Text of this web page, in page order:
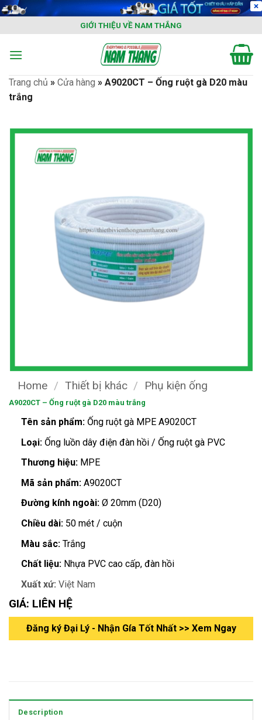
Skip
content
GIỚI THIỆU VỀ NAM THẮNG
Trang chủ » Cửa hàng » A9020CT – Ống ruột gà D20 màu
trắng
Home / Thiết bị khác / Phụ kiện ống
A9020CT – Ống ruột gà D20 màu trắng
Tên sản phẩm:Ống ruột gà MPE A9020CT
Loại:Ống luồn dây điện đàn hồi / Ống ruột gà PVC
Thương hiệu:MPE
Mã sản phẩm:A9020CT
Đường kính ngoài:Ø 20mm (D20)
Chiều dài:50 mét / cuộn
Màu sắc:Trắng
Chất liệu:Nhựa PVC cao cấp, đàn hồi
Xuất xứ: Việt Nam
GIÁ: LIÊN HỆ
Đăng ký Đại Lý - Nhận Gía Tốt Nhất >> Xem Ngay
Description